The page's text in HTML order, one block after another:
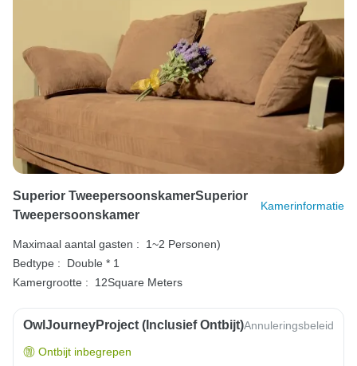
Superior TweepersoonskamerSuperior
Tweepersoonskamer
Kamerinformatie
Maximaal aantal gasten :
1~2 Personen)
Bedtype :
Double * 1
Kamergrootte :
12Square Meters
OwlJourneyProject (inclusief Ontbijt)Annuleringsbeleid
Ontbijt inbegrepen